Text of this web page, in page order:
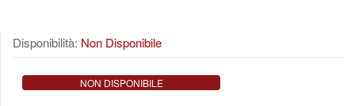
Disponibilità: Non Disponibile
NON DISPONIBILE